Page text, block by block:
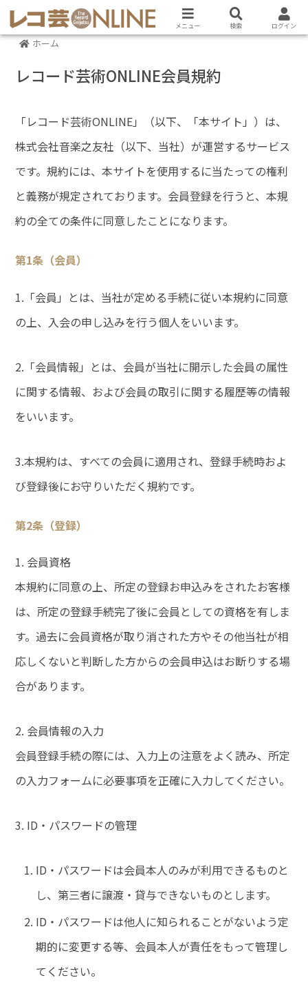
ホーム
レコード芸術ONLINE会員規約
「レコード芸術ONLINE」（以下、「本サイト」）は、
株式会社音楽之友社（以下、当社）が運営するサービス
です。規約には、本サイトを使用するに当たっての権利
と義務が規定されております。会員登録を行うと、本規
約の全ての条件に同意したことになります。
第1条（会員）
1.「会員」とは、当社が定める手続に従い本規約に同意
の上、入会の申し込みを行う個人をいいます。
2.「会員情報」とは、会員が当社に開示した会員の属性
に関する情報、および会員の取引に関する履歴等の情報
をいいます。
3.本規約は、すべての会員に適用され、登録手続時およ
び登録後にお守りいただく規約です。
第2条（登録）
1. 会員資格
本規約に同意の上、所定の登録お申込みをされたお客様
は、所定の登録手続完了後に会員としての資格を有しま
す。過去に会員資格が取り消された方やその他当社が相
応しくないと判断した方からの会員申込はお断りする場
合があります。
2. 会員情報の入力
会員登録手続の際には、入力上の注意をよく読み、所定
の入力フォームに必要事項を正確に入力してください。
3. ID・パスワードの管理
ID・パスワードは会員本人のみが利用できるものと
し、第三者に譲渡・貸与できないものとします。
ID・パスワードは他人に知られることがないよう定
期的に変更する等、会員本人が責任をもって管理し
てください。
メニュー 検索 ログイン